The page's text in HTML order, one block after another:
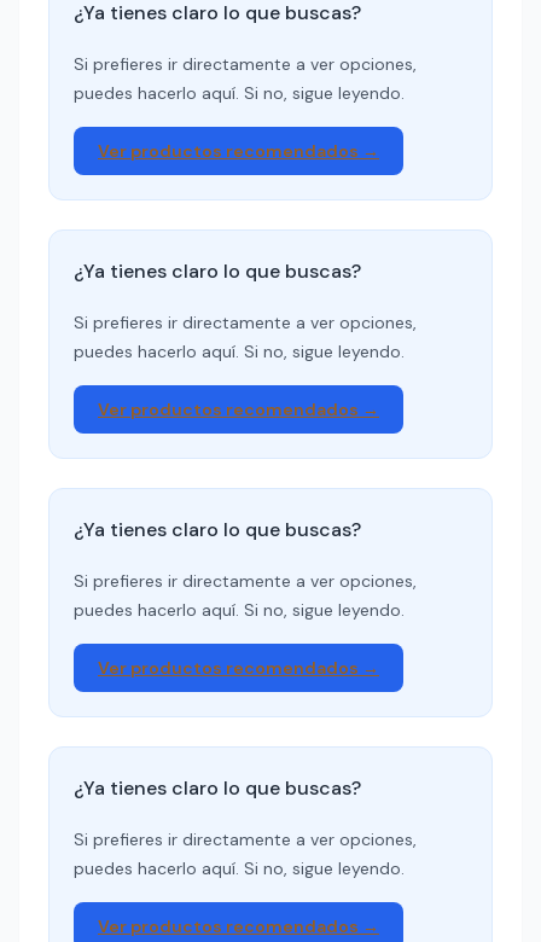
¿Ya tienes claro lo que buscas?
Si prefieres ir directamente a ver opciones,
puedes hacerlo aquí. Si no, sigue leyendo.
Ver productos recomendados →
¿Ya tienes claro lo que buscas?
Si prefieres ir directamente a ver opciones,
puedes hacerlo aquí. Si no, sigue leyendo.
Ver productos recomendados →
¿Ya tienes claro lo que buscas?
Si prefieres ir directamente a ver opciones,
puedes hacerlo aquí. Si no, sigue leyendo.
Ver productos recomendados →
¿Ya tienes claro lo que buscas?
Si prefieres ir directamente a ver opciones,
puedes hacerlo aquí. Si no, sigue leyendo.
Ver productos recomendados →